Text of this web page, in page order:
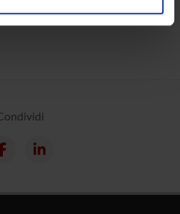
Condividiamo inoltre